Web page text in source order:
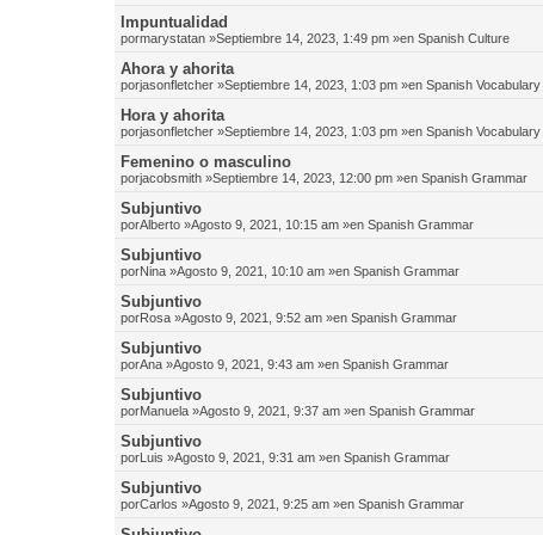
Impuntualidad
pormarystatan »Septiembre 14, 2023, 1:49 pm »en Spanish Culture
Ahora y ahorita
porjasonfletcher »Septiembre 14, 2023, 1:03 pm »en Spanish Vocabulary
Hora y ahorita
porjasonfletcher »Septiembre 14, 2023, 1:03 pm »en Spanish Vocabulary
Femenino o masculino
porjacobsmith »Septiembre 14, 2023, 12:00 pm »en Spanish Grammar
Subjuntivo
porAlberto »Agosto 9, 2021, 10:15 am »en Spanish Grammar
Subjuntivo
porNina »Agosto 9, 2021, 10:10 am »en Spanish Grammar
Subjuntivo
porRosa »Agosto 9, 2021, 9:52 am »en Spanish Grammar
Subjuntivo
porAna »Agosto 9, 2021, 9:43 am »en Spanish Grammar
Subjuntivo
porManuela »Agosto 9, 2021, 9:37 am »en Spanish Grammar
Subjuntivo
porLuis »Agosto 9, 2021, 9:31 am »en Spanish Grammar
Subjuntivo
porCarlos »Agosto 9, 2021, 9:25 am »en Spanish Grammar